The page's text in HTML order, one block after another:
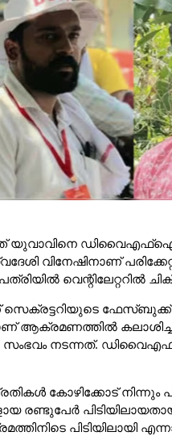
യുവാവിനെ ഡിവൈഎഫ്ഐ
വിനേഷിനാണ്
വെന്റിലേറ്ററിൽ
ഫേസ്ബുക്ക്
ആക്രമണത്തിൽ
നടന്നത്.
കോഴിക്കോട്
രണ്ടുപേർ
പിടിയിലായി